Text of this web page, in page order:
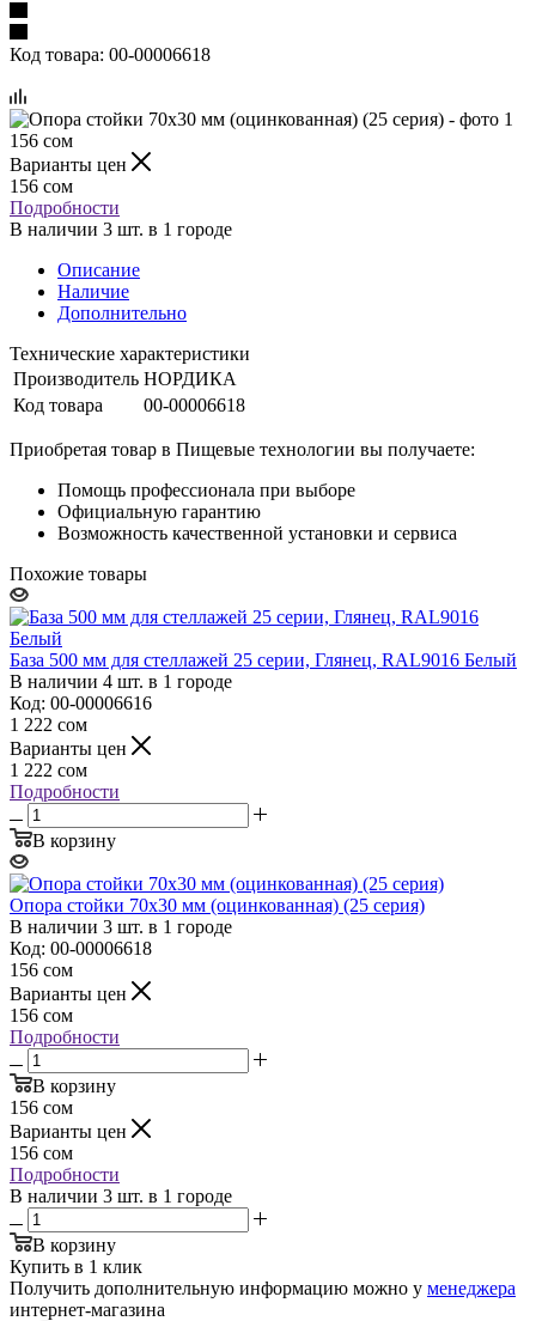
Код товара: 00-00006618
156 сом
Варианты цен
156 сом
Подробности
В наличии 3 шт. в 1 городе
Описание
Наличие
Дополнительно
Технические характеристики
Производитель НОРДИКА
Код товара
00-00006618
Приобретая товар в Пищевые технологии вы получаете:
Помощь профессионала при выборе
Официальную гарантию
Возможность качественной установки и сервиса
Похожие товары
База 500 мм для стеллажей 25 серии, Глянец, RAL9016 Белый
В наличии 4 шт. в 1 городе
Код: 00-00006616
1 222 сом
Варианты цен
1 222 сом
Подробности
В корзину
Опора стойки 70х30 мм (оцинкованная) (25 серия)
В наличии 3 шт. в 1 городе
Код: 00-00006618
156 сом
Варианты цен
156 сом
Подробности
В корзину
156 сом
Варианты цен
156 сом
Подробности
В наличии 3 шт. в 1 городе
В корзину
Купить в 1 клик
Получить дополнительную информацию можно у менеджера
интернет-магазина